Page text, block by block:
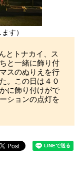
す）
とトナカイ、ス
と一緒に飾り付
スのぬりえを行
。この日は４０
に飾り付けがで
ションの点灯を